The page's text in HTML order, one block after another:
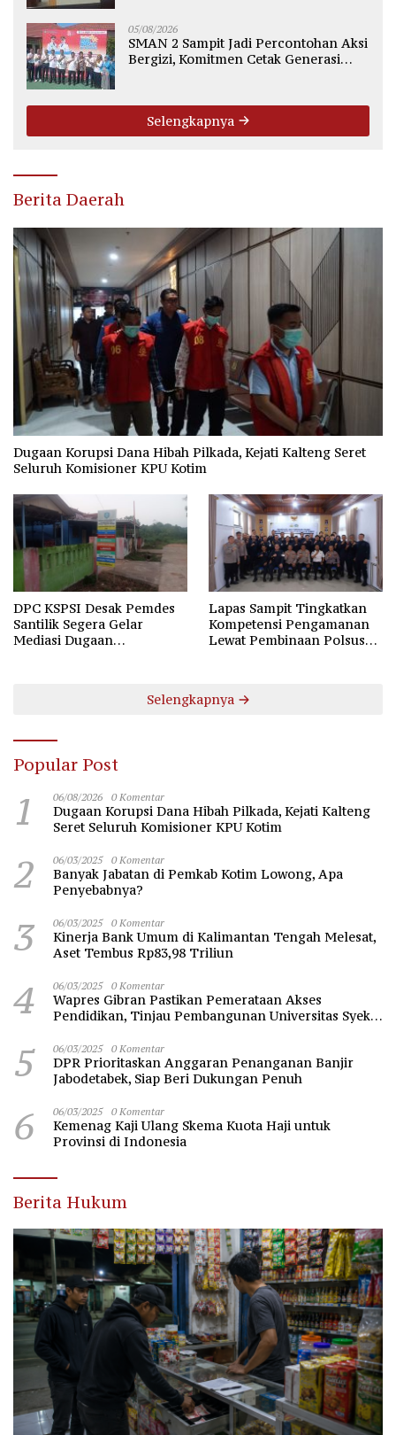
05/08/2026
SMAN 2 Sampit Jadi Percontohan Aksi
Bergizi, Komitmen Cetak Generasi
Selengkapnya
Berita Daerah
Dugaan Korupsi Dana Hibah Pilkada, Kejati Kalteng Seret
Seluruh Komisioner KPU Kotim
DPC KSPSI Desak Pemdes
Santilik Segera Gelar
Mediasi Dugaan
Lapas Sampit Tingkatkan
Kompetensi Pengamanan
Lewat Pembinaan Polsus
Selengkapnya
Popular Post
1 06/08/2026 0 Komentar
Dugaan Korupsi Dana Hibah Pilkada, Kejati Kalteng
Seret Seluruh Komisioner KPU Kotim
2 06/03/2025 0 Komentar
Banyak Jabatan di Pemkab Kotim Lowong, Apa
Penyebabnya?
3 06/03/2025 0 Komentar
Kinerja Bank Umum di Kalimantan Tengah Melesat,
Aset Tembus Rp83,98 Triliun
4 06/03/2025 0 Komentar
Wapres Gibran Pastikan Pemerataan Akses
Pendidikan, Tinjau Pembangunan Universitas Syekh
5 06/03/2025 0 Komentar
DPR Prioritaskan Anggaran Penanganan Banjir
Jabodetabek, Siap Beri Dukungan Penuh
6 06/03/2025 0 Komentar
Kemenag Kaji Ulang Skema Kuota Haji untuk
Provinsi di Indonesia
Berita Hukum